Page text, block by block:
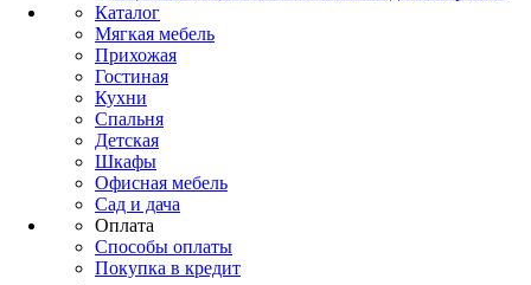
Каталог
Мягкая мебель
Прихожая
Гостиная
Кухни
Спальня
Детская
Шкафы
Офисная мебель
Сад и дача
Оплата
Способы оплаты
Покупка в кредит